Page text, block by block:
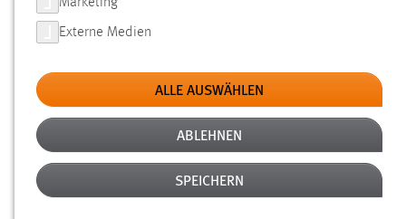
FILTER
Typ
Erstellungsdatum
Alter
Externe Medien
ALLE AUSWÄHLEN
ABLEHNEN
SPEICHERN